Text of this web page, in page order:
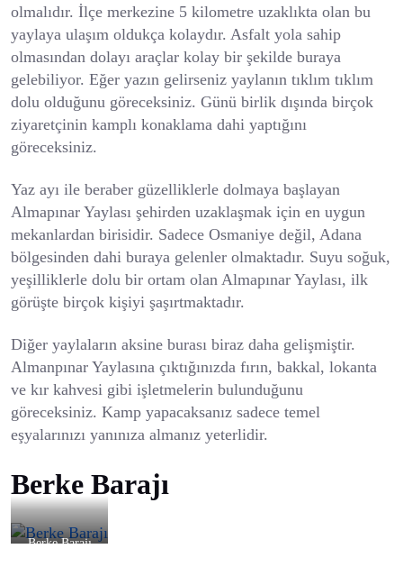
olmalıdır. İlçe merkezine 5 kilometre uzaklıkta olan bu
yaylaya ulaşım oldukça kolaydır. Asfalt yola sahip
olmasından dolayı araçlar kolay bir şekilde buraya
gelebiliyor. Eğer yazın gelirseniz yaylanın tıklım tıklım
dolu olduğunu göreceksiniz. Günü birlik dışında birçok
ziyaretçinin kamplı konaklama dahi yaptığını
göreceksiniz.
Yaz ayı ile beraber güzelliklerle dolmaya başlayan
Almapınar Yaylası şehirden uzaklaşmak için en uygun
mekanlardan birisidir. Sadece Osmaniye değil, Adana
bölgesinden dahi buraya gelenler olmaktadır. Suyu soğuk,
yeşilliklerle dolu bir ortam olan Almapınar Yaylası, ilk
görüşte birçok kişiyi şaşırtmaktadır.
Diğer yaylaların aksine burası biraz daha gelişmiştir.
Almanpınar Yaylasına çıktığınızda fırın, bakkal, lokanta
ve kır kahvesi gibi işletmelerin bulunduğunu
göreceksiniz. Kamp yapacaksanız sadece temel
eşyalarınızı yanınıza almanız yeterlidir.
Berke Barajı
Berke Barajı